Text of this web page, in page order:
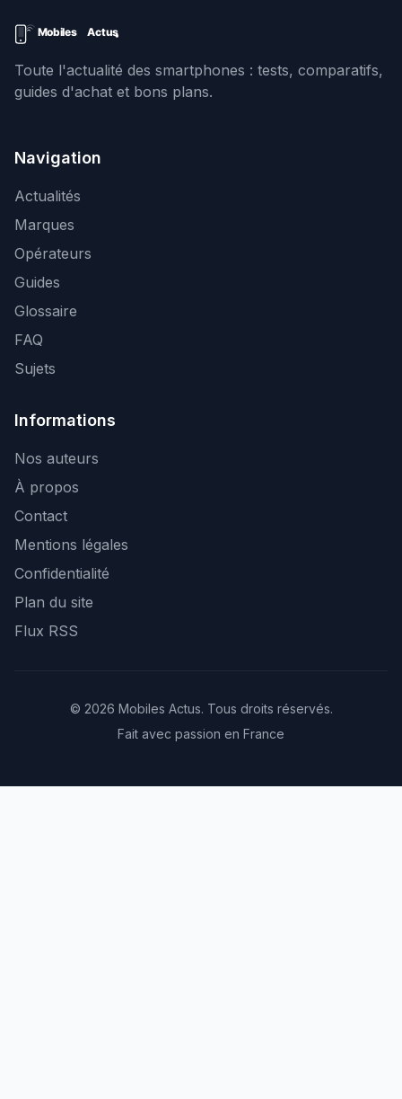
Toute l'actualité des smartphones : tests, comparatifs,
guides d'achat et bons plans.
Navigation
Actualités
Marques
Opérateurs
Guides
Glossaire
FAQ
Sujets
Informations
Nos auteurs
À propos
Contact
Mentions légales
Confidentialité
Plan du site
Flux RSS
© 2026 Mobiles Actus. Tous droits réservés.
Fait avec passion en France